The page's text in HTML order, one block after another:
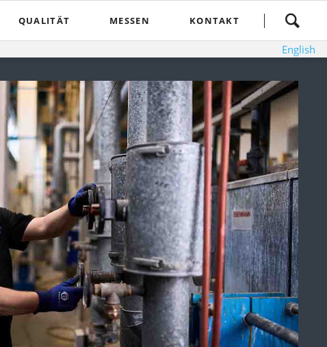
überspringen
QUALITÄT
Zertifikate
MESSEN KONTAKT
Ansprechpartner
Kontaktformular
English